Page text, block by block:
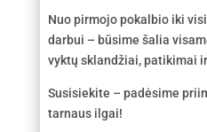
Nuo pirmojo pokalbio iki
darbui – būsime šalia
vyktų sklandžiai, patikimai
Susisiekite – padėsime
tarnaus ilgai!